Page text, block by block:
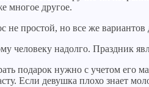
многое другое.
простой, но все же
человеку надолго. Праздник
подарок нужно с учетом
Если девушка плохо знает